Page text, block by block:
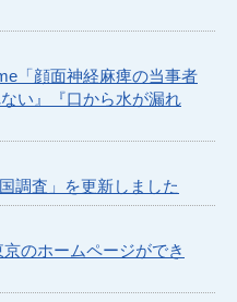
「顔面神経麻痺の当事者
い』『口から水が漏れ
調査」を更新しました
のホームページができ